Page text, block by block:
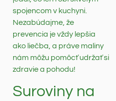
spojencom v kuchyni.
Nezabúdajme, že
prevencia je vždy lepšia
ako liečba, a práve maliny
nám môžu pomôcť udržať si
zdravie a pohodu!
Suroviny na